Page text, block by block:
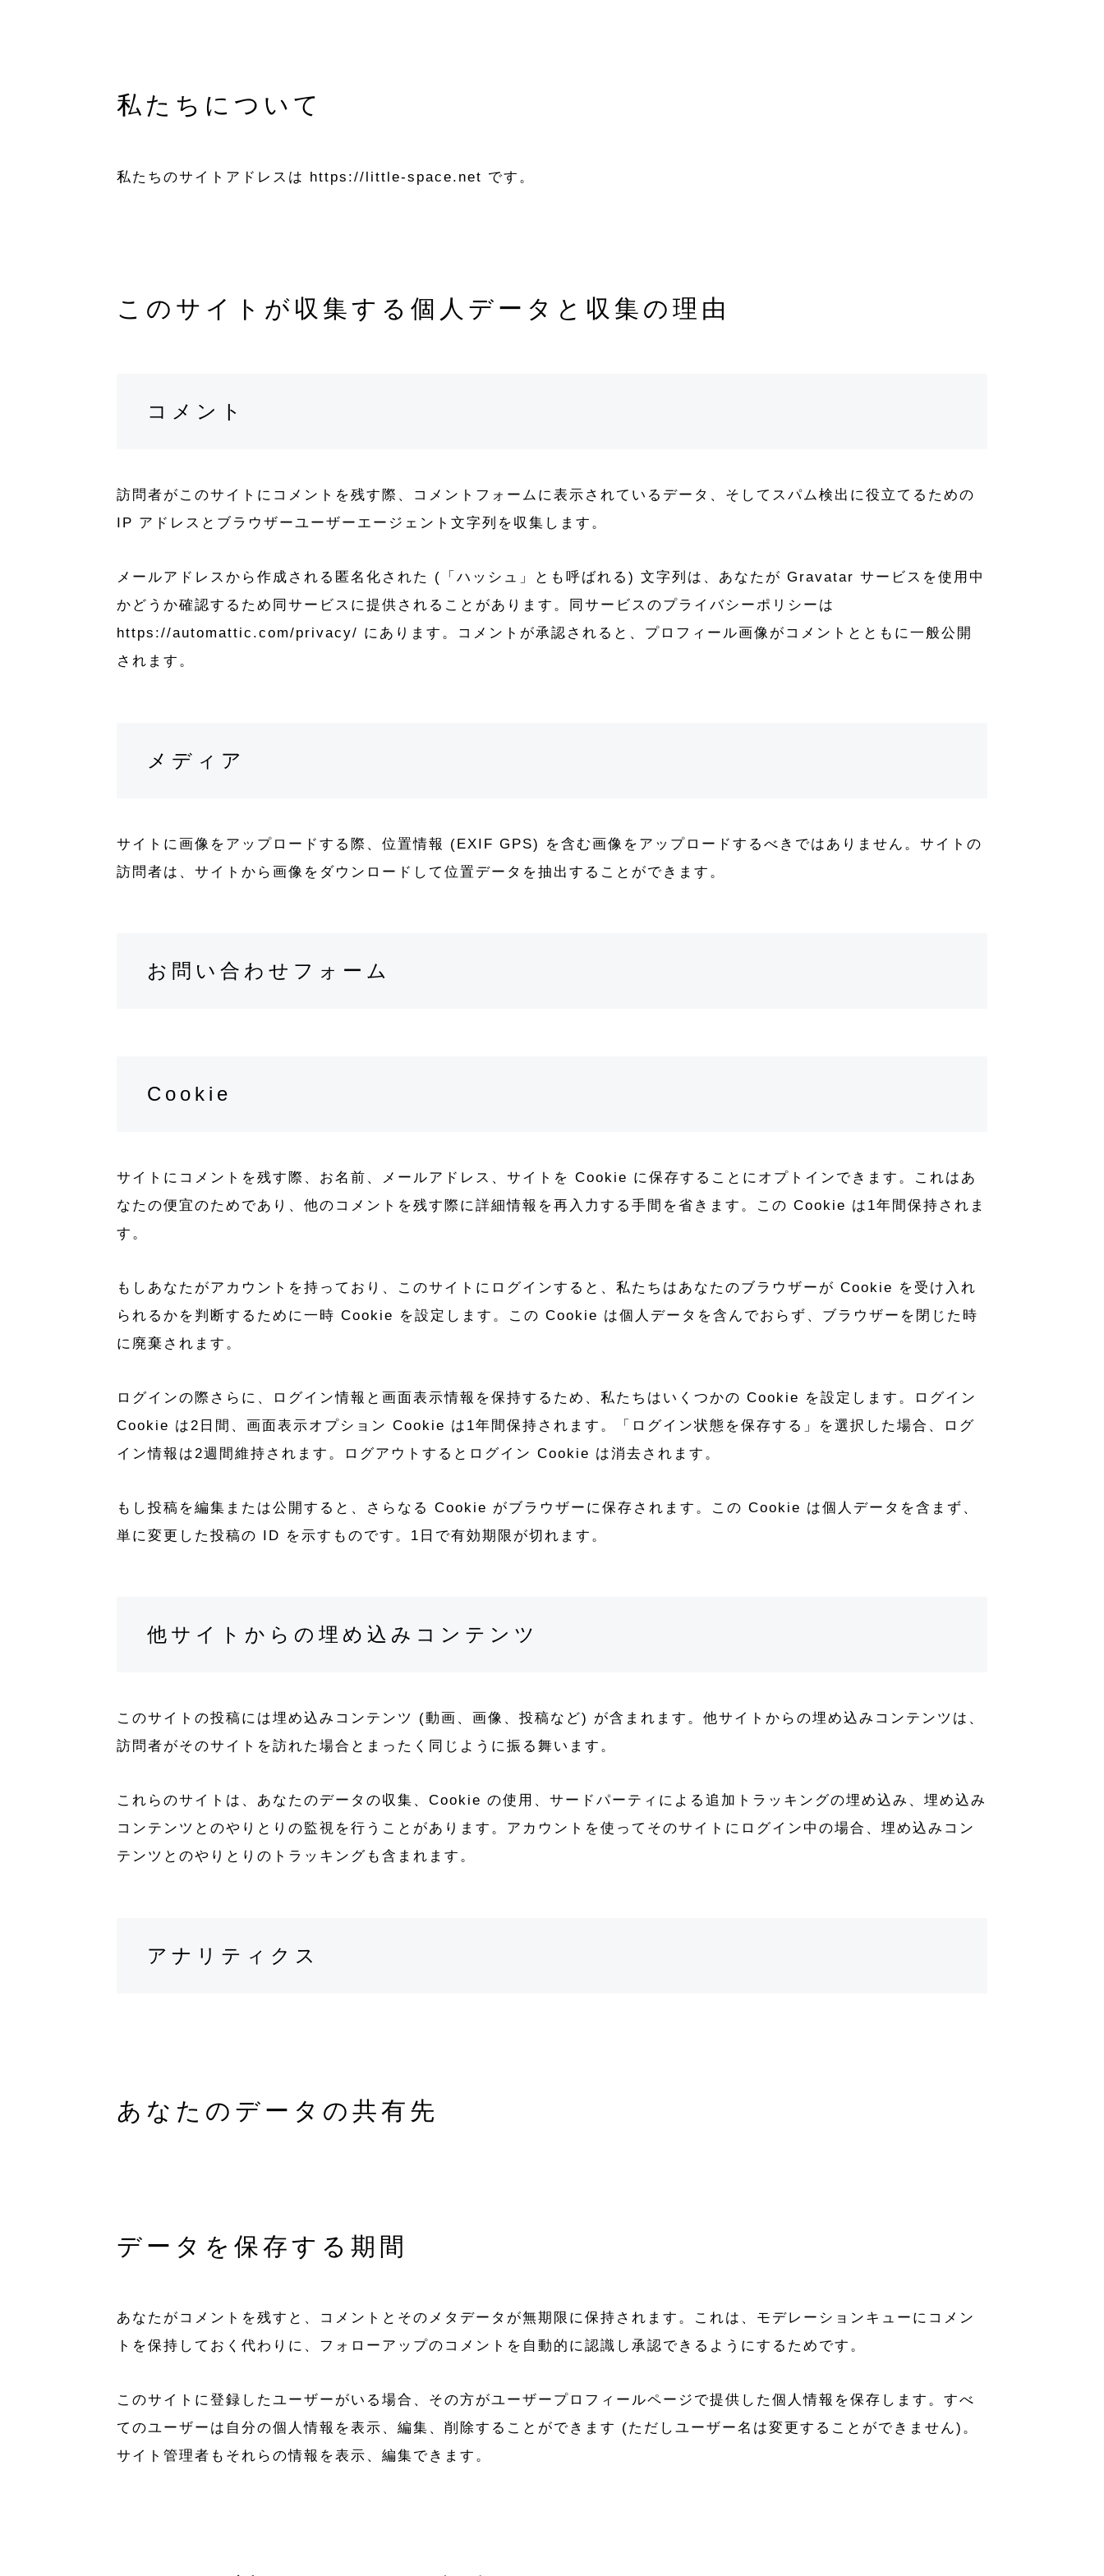
私たちについて
私たちのサイトアドレスは https://little-space.net です。
このサイトが収集する個人データと収集の理由
コメント
訪問者がこのサイトにコメントを残す際、コメントフォームに表示されているデータ、そしてスパム検出に役立てるための
IP アドレスとブラウザーユーザーエージェント文字列を収集します。
メールアドレスから作成される匿名化された (「ハッシュ」とも呼ばれる) 文字列は、あなたが Gravatar サービスを使用中
かどうか確認するため同サービスに提供されることがあります。同サービスのプライバシーポリシーは
https://automattic.com/privacy/ にあります。コメントが承認されると、プロフィール画像がコメントとともに一般公開
されます。
メディア
サイトに画像をアップロードする際、位置情報 (EXIF GPS) を含む画像をアップロードするべきではありません。サイトの
訪問者は、サイトから画像をダウンロードして位置データを抽出することができます。
お問い合わせフォーム
Cookie
サイトにコメントを残す際、お名前、メールアドレス、サイトを Cookie に保存することにオプトインできます。これはあ
なたの便宜のためであり、他のコメントを残す際に詳細情報を再入力する手間を省きます。この Cookie は1年間保持されま
す。
もしあなたがアカウントを持っており、このサイトにログインすると、私たちはあなたのブラウザーが Cookie を受け入れ
られるかを判断するために一時 Cookie を設定します。この Cookie は個人データを含んでおらず、ブラウザーを閉じた時
に廃棄されます。
ログインの際さらに、ログイン情報と画面表示情報を保持するため、私たちはいくつかの Cookie を設定します。ログイン
Cookie は2日間、画面表示オプション Cookie は1年間保持されます。「ログイン状態を保存する」を選択した場合、ログ
イン情報は2週間維持されます。ログアウトするとログイン Cookie は消去されます。
もし投稿を編集または公開すると、さらなる Cookie がブラウザーに保存されます。この Cookie は個人データを含まず、
単に変更した投稿の ID を示すものです。1日で有効期限が切れます。
他サイトからの埋め込みコンテンツ
このサイトの投稿には埋め込みコンテンツ (動画、画像、投稿など) が含まれます。他サイトからの埋め込みコンテンツは、
訪問者がそのサイトを訪れた場合とまったく同じように振る舞います。
これらのサイトは、あなたのデータの収集、Cookie の使用、サードパーティによる追加トラッキングの埋め込み、埋め込み
コンテンツとのやりとりの監視を行うことがあります。アカウントを使ってそのサイトにログイン中の場合、埋め込みコン
テンツとのやりとりのトラッキングも含まれます。
アナリティクス
あなたのデータの共有先
データを保存する期間
あなたがコメントを残すと、コメントとそのメタデータが無期限に保持されます。これは、モデレーションキューにコメン
トを保持しておく代わりに、フォローアップのコメントを自動的に認識し承認できるようにするためです。
このサイトに登録したユーザーがいる場合、その方がユーザープロフィールページで提供した個人情報を保存します。すべ
てのユーザーは自分の個人情報を表示、編集、削除することができます (ただしユーザー名は変更することができません)。
サイト管理者もそれらの情報を表示、編集できます。